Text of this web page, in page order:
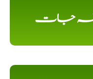
نسخہ جات